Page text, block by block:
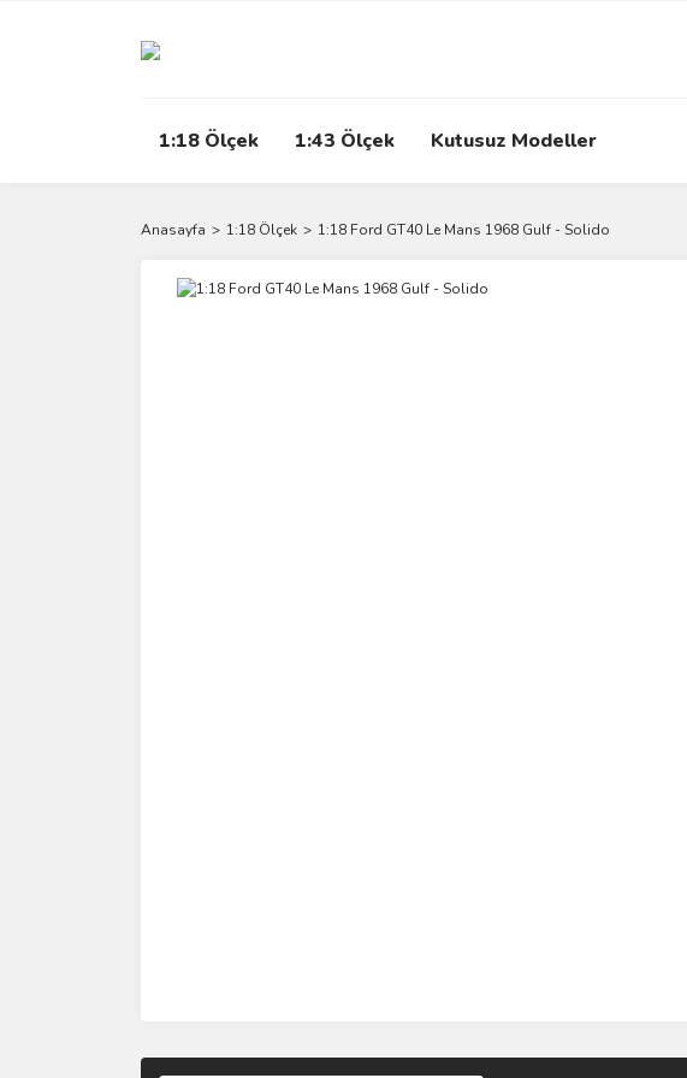
1:18 Ölçek 1:43 Ölçek Kutusuz Modeller
Anasayfa 1:18 Ölçek 1:18 Ford GT40 Le Mans 1968 Gulf - Solido